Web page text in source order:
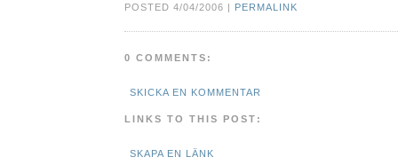
POSTED 4/04/2006 | PERMALINK
0 COMMENTS:
SKICKA EN KOMMENTAR
LINKS TO THIS POST:
SKAPA EN LÄNK